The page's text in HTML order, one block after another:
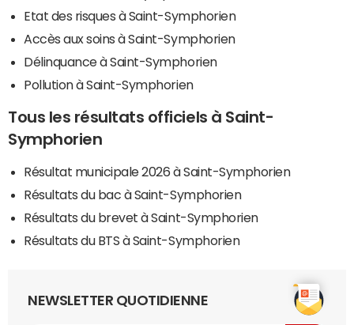
Etat des risques à Saint-Symphorien
Accès aux soins à Saint-Symphorien
Délinquance à Saint-Symphorien
Pollution à Saint-Symphorien
Tous les résultats officiels à Saint-
Symphorien
Résultat municipale 2026 à Saint-Symphorien
Résultats du bac à Saint-Symphorien
Résultats du brevet à Saint-Symphorien
Résultats du BTS à Saint-Symphorien
NEWSLETTER QUOTIDIENNE